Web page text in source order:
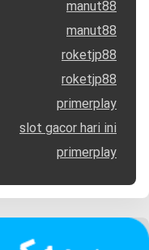
manut88
manut88
roketjp88
roketjp88
primerplay
slot gacor hari ini
primerplay